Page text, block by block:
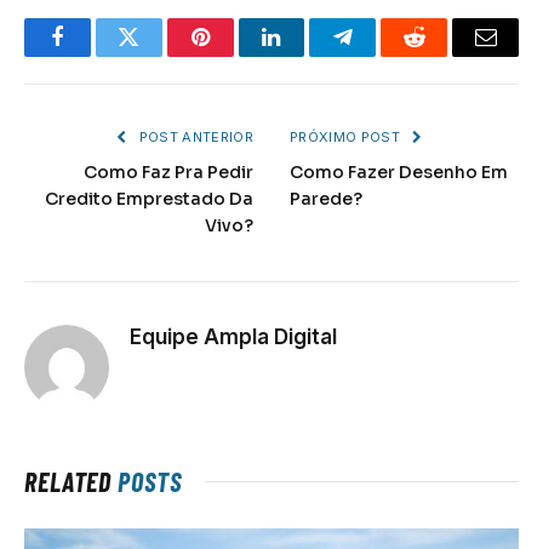
FacebookTwitter PinterestLinkedInTelegramReddit Email
POST ANTERIOR
Como Faz Pra Pedir
Credito Emprestado Da
Vivo?
PRÓXIMO POST
Como Fazer Desenho Em
Parede?
Equipe Ampla Digital
RELATEDPOSTS